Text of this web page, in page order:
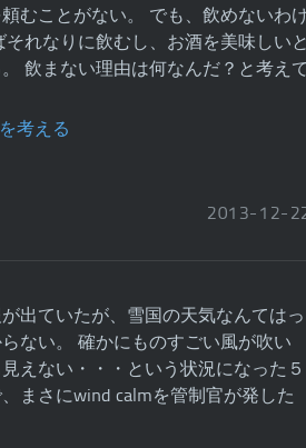
むことがない。 でも、飲めないわ
れなりに飲むし、お酒を美味しいと
飲まない理由は何なんだ？と考えて
2013- 12-
出ていたが、雪国の天気なんてはっ
ない。 確かにものすごい風が吹い
えない・・・という状況になった５
まさにwind calmを管制官が発した